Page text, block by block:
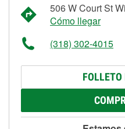
506 W Court St
Cómo llegar
(318) 302-4015
FOLLETO